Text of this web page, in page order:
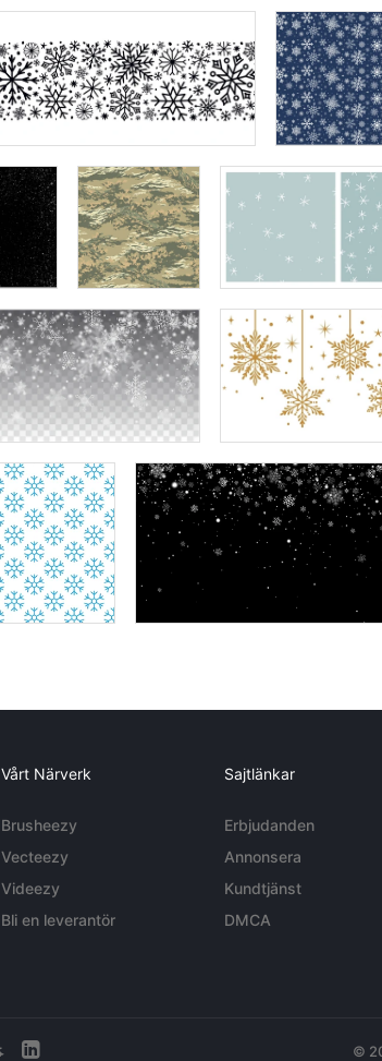
Vårt Närverk
Brusheezy
Vecteezy
Videezy
Bli en leverantör
Sajtlänkar
Erbjudanden
Annonsera
Kundtjänst
DMCA
©